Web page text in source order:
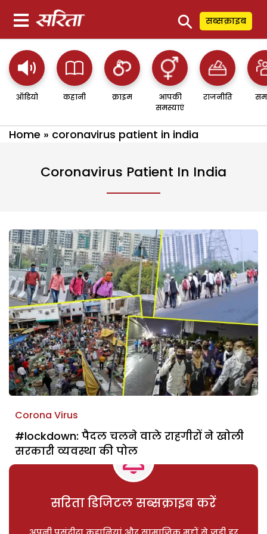
⚲ सब्सक्राइब
ऑडियो कहानी क्राइम
आपकी
समस्याएं
राजनीति
Home » coronavirus patient in india
Coronavirus Patient In India
Corona Virus
#lockdown: पैदल चलने वाले राहगीरों ने खोली
सरकारी व्यवस्था की पोल
सरिता डिजिटल सब्सक्राइब करें